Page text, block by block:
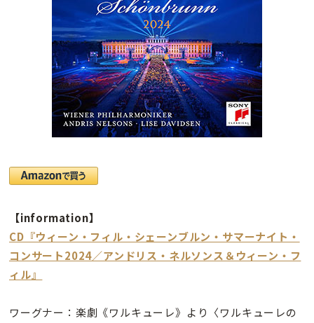
【information】
CD『ウィーン・フィル・シェーンブルン・サマーナイト・
コンサート2024／アンドリス・ネルソンス＆ウィーン・フ
ィル』
ワーグナー：楽劇《ワルキューレ》より〈ワルキューレの